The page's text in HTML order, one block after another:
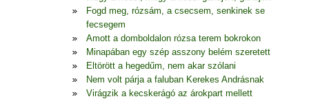
Fogd meg, rózsám, a csecsem, senkinek se
fecsegem
Amott a domboldalon rózsa terem bokrokon
Minapában egy szép asszony belém szeretett
Eltörött a hegedűm, nem akar szólani
Nem volt párja a faluban Kerekes Andrásnak
Virágzik a kecskerágó az árokpart mellett